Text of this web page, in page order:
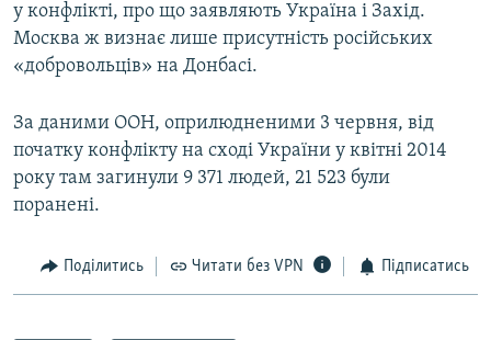
у конфлікті, про що заявляють Україна і Захід.
Москва ж визнає лише присутність російських
«добровольців» на Донбасі.
За даними ООН, оприлюдненими 3 червня, від
початку конфлікту на сході України у квітні 2014
року там загинули 9 371 людей, 21 523 були
поранені.
Поділитись Читати без VPN Підписатись